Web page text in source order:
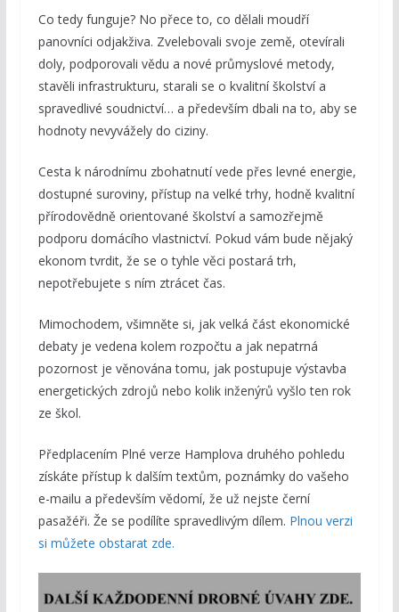
Co tedy funguje? No přece to, co dělali moudří
panovníci odjakživa. Zvelebovali svoje země, otevírali
doly, podporovali vědu a nové průmyslové metody,
stavěli infrastrukturu, starali se o kvalitní školství a
spravedlivé soudnictví… a především dbali na to, aby se
hodnoty nevyvážely do ciziny.
Cesta k národnímu zbohatnutí vede přes levné energie,
dostupné suroviny, přístup na velké trhy, hodně kvalitní
přírodovědně orientované školství a samozřejmě
podporu domácího vlastnictví. Pokud vám bude nějaký
ekonom tvrdit, že se o tyhle věci postará trh,
nepotřebujete s ním ztrácet čas.
Mimochodem, všimněte si, jak velká část ekonomické
debaty je vedena kolem rozpočtu a jak nepatrná
pozornost je věnována tomu, jak postupuje výstavba
energetických zdrojů nebo kolik inženýrů vyšlo ten rok
ze škol.
Předplacením Plné verze Hamplova druhého pohledu
získáte přístup k dalším textům, poznámky do vašeho
e-mailu a především vědomí, že už nejste černí
pasažéři. Že se podílíte spravedlivým dílem. Plnou verzi
si můžete obstarat zde.